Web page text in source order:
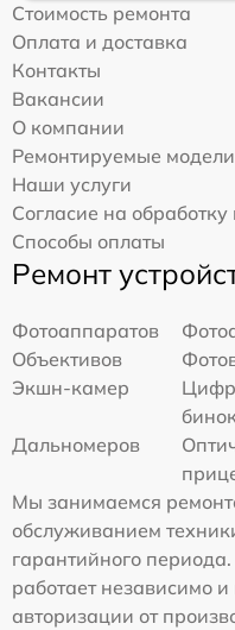
Стоимость ремонта
Оплата и доставка
Контакты
Вакансии
О компании
Ремонтируемые модели
Наши услуги
Согласие на
Способы оплаты
Ремонт
Фотоаппаратов
Объективов
Экшн-камер
Дальномеров
Мы занимаемся
обслуживанием
гарантийного
работает независимо
авторизации от